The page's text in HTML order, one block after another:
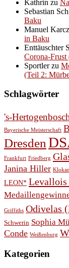
Kathrin zu
Sebastian
Baku
Manuel
in Baku
Enttäuschter
Corona-
Sportlerzu
(Teil 2:
Schlagwörter
's-
Bayerische Meisterschaft
Dresden
Frankfurt Friedberg
Janina Hiller
LEON* Levallois
Griffiths Odivelas
Schwerin Sophia
Conde Weißenburg
Kategorien